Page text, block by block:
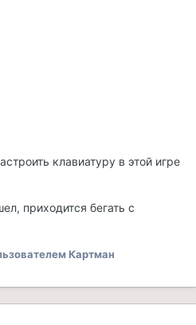
клавиатуру в этой игре
приходится бегать с
Картман